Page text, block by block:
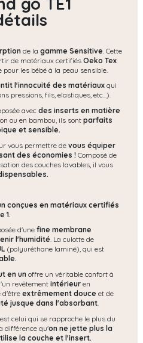
de la gamme Sensitive . Cette
de matériaux certifiés Oeko Tex
pour les bébé à la peau sensible.
l'innocuité des matériaux qui
pressions, fils, elastiques, etc...).
avec des inserts en matière
ou en bambou, ils sont parfaits
et sensible.
vous permettre de vous équiper
des économies ! Composé de
des couches lavables, il vous
conçues en matériaux certifiés
1.
d'une fine membrane
l'humidité. La culotte de
(polyuréthane laminé), qui est
en un offre un véritable confort à
revêtement intérieur en
d'être extrêmement douce et de
jusque dans l'absorbant.
celui qui se rapproche le plus du
différence qu'on ne jette plus la
la couche et l'insert.